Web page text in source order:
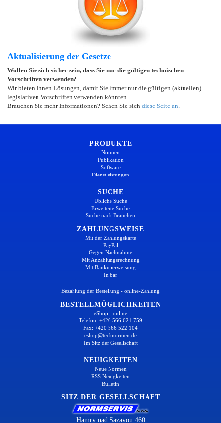
Aktualisierung der Gesetze
Wollen Sie sich sicher sein, dass Sie nur die gültigen technischen
Vorschriften verwenden?
Wir bieten Ihnen Lösungen, damit Sie immer nur die gültigen (aktuellen)
legislativen Vorschriften verwenden könnten.
Brauchen Sie mehr Informationen? Sehen Sie sich diese Seite an
PRODUKTE
Normen
Publikation
Software
Dienstleistungen
SUCHE
Übliche Suche
Erweiterte Suche
Suche nach Branchen
ZAHLUNGSWEISE
Mit der Zahlungskarte
PayPal
Gegen Nachnahme
Mit Anzahlungsrechnung
Mit Banküberweisung
In bar
Bezahlung der Bestellung - online-Zahlung
BESTELLMÖGLICHKEITEN
eShop - online
Telefon: +420 566 621 759
Fax: +420 566 522 104
eshop@technormen.de
Im Sitz der Gesellschaft
NEUIGKEITEN
Neue Normen
RSS Neuigkeiten
Bulletin
SITZ DER GESELLSCHAFT
Hamry nad Sazavou 460